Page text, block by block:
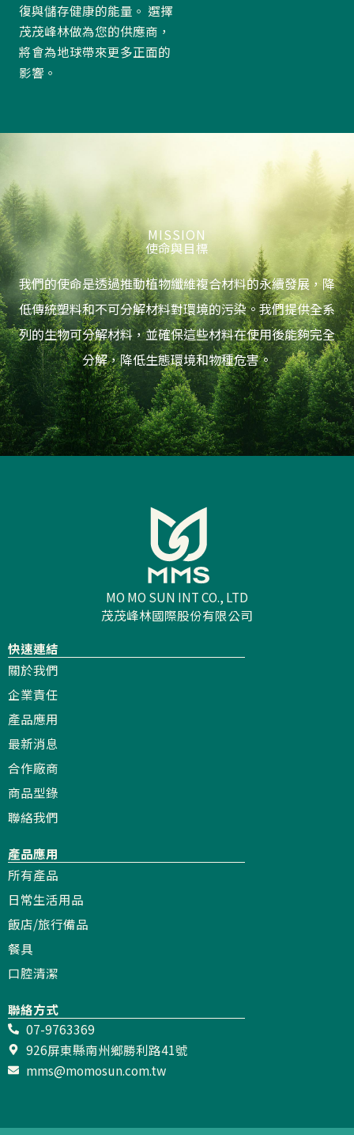
復與儲存健康的能量。 選擇
茂茂峰林做為您的供應商，
將會為地球帶來更多正面的
影響。
MISSION
使命與目標
我們的使命是透過推動植物纖維複合材料的永續發展，降
低傳統塑料和不可分解材料對環境的污染。我們提供全系
列的生物可分解材料，並確保這些材料在使用後能夠完全
分解，降低生態環境和物種危害。
MO MO SUN INT CO., LTD
茂茂峰林國際股份有限公司
快速連結
關於我們
企業責任
產品應用
最新消息
合作廠商
商品型錄
聯絡我們
產品應用
所有產品
日常生活用品
飯店/旅行備品
餐具
口腔清潔
聯絡方式
07-9763369
926屏東縣南州鄉勝利路41號
mms@momosun.com.tw